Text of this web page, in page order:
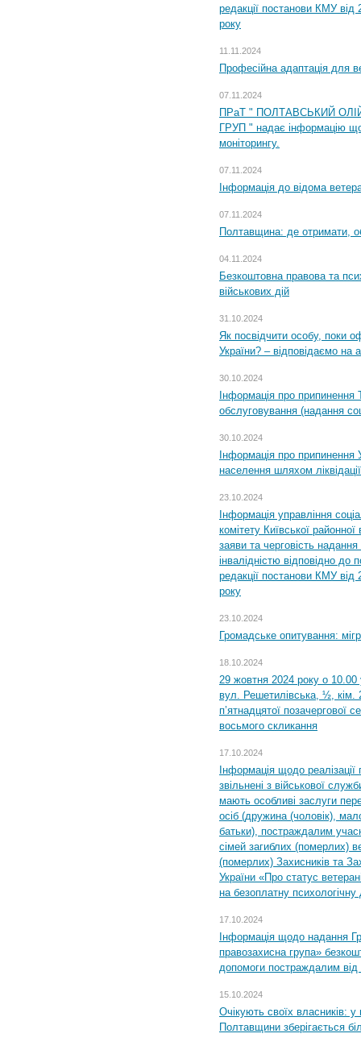
редакції постанови КМУ
року
11.11.2024
Професійна адаптація для
07.11.2024
ПРаТ " ПОЛТАВСЬКИЙ
ГРУП " надає інформацію
моніторингу.
07.11.2024
Інформація до відома
07.11.2024
Полтавщина: де отримати,
04.11.2024
Безкоштовна правова та
військових дій
31.10.2024
Як посвідчити особу, поки
України? – відповідаємо на
30.10.2024
Інформація про припинення
обслуговування (надання
30.10.2024
Інформація про припинення
населення шляхом ліквідації
23.10.2024
Інформація управління
комітету Київської
заяви та черговість надання
інвалідністю відповідно
редакції постанови КМУ
року
23.10.2024
Громадське опитування:
18.10.2024
29 жовтня 2024 року о 10.00
вул. Решетилівська, ½, кім.
п’ятнадцятої позачергової
восьмого скликання
17.10.2024
Інформація щодо
звільнені з військової
мають особливі заслуги
осіб (дружина (чоловік),
батьки), постраждалим
сімей загиблих (померлих)
(померлих) Захисників та
України «Про статус
на безоплатну психологічну
17.10.2024
Інформація щодо надання
правозахисна група»
допомоги постраждалим від
15.10.2024
Очікують своїх власників: у
Полтавщини зберігається